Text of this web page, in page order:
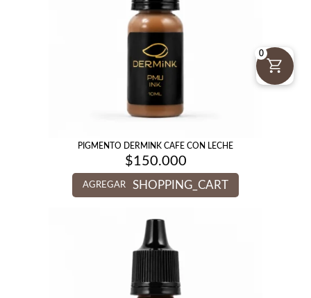
PIGMENTO DERMINK CAFE CON LECHE
$150.000
AGREGAR SHOPPING_CART
0